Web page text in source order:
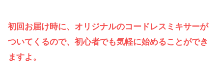
初回お届け時に、オリジナルのコードレスミキサーが
ついてくるので、初心者でも気軽に始めることができ
ますよ。